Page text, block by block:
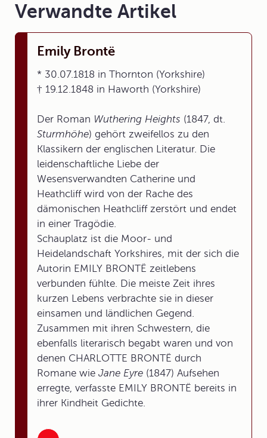
Verwandte Artikel
Emily Brontë
* 30.07.1818 in Thornton (Yorkshire)
† 19.12.1848 in Haworth (Yorkshire)
Der Roman Wuthering Heights (1847, dt.
Sturmhöhe) gehört zweifellos zu den
Klassikern der englischen Literatur. Die
leidenschaftliche Liebe der
Wesensverwandten Catherine und
Heathcliff wird von der Rache des
dämonischen Heathcliff zerstört und endet
in einer Tragödie.
Schauplatz ist die Moor- und
Heidelandschaft Yorkshires, mit der sich die
Autorin EMILY BRONTË zeitlebens
verbunden fühlte. Die meiste Zeit ihres
kurzen Lebens verbrachte sie in dieser
einsamen und ländlichen Gegend.
Zusammen mit ihren Schwestern, die
ebenfalls literarisch begabt waren und von
denen CHARLOTTE BRONTË durch
Romane wie Jane Eyre (1847) Aufsehen
erregte, verfasste EMILY BRONTË bereits in
ihrer Kindheit Gedichte.